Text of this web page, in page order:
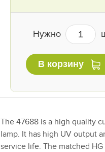
Нужно
В корзину
The 47688 is a high quality
lamp. It has high UV output
service life. The matched HG